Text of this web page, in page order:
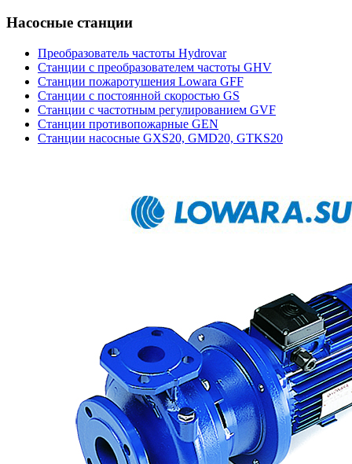
Насосные станции
Преобразователь частоты Hydrovar
Станции с преобразователем частоты GHV
Станции пожаротушения Lowara GFF
Станции с постоянной скоростью GS
Станции с частотным регулированием GVF
Станции противопожарные GEN
Станции насосные GXS20, GMD20, GTKS20